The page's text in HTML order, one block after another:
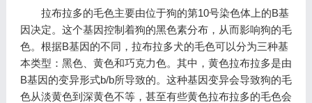
拉布拉多的毛色主要由位于狗的第10号染色体上的B基
因决定。这个基因控制着狗的黑色素分布，从而影响狗的毛
色。根据B基因的不同，拉布拉多犬的毛色可以分为三种基
本类型：黑色、黄色和巧克力色。其中，黄色拉布拉多是由
B基因的变异形式b/b所导致的。这种基因变异会导致狗的毛
色从淡黄色到深黄色不等，甚至有些黄色拉布拉多的毛色会